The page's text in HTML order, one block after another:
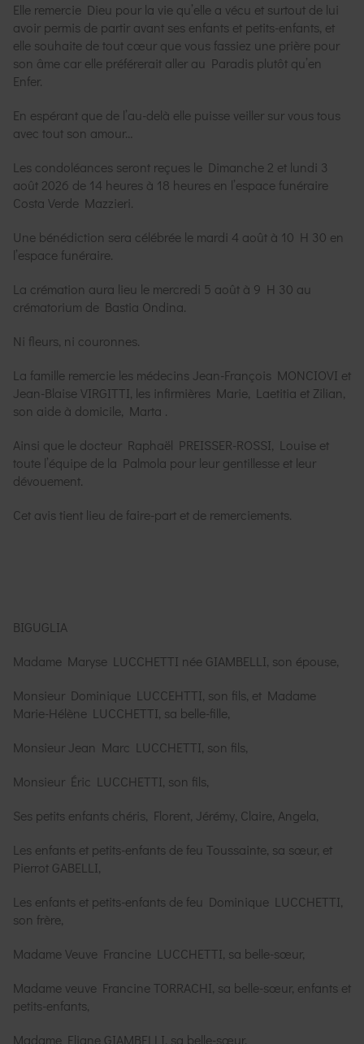
Elle remercie Dieu pour la vie qu’elle a vécu et surtout de lui
avoir permis de partir avant ses enfants et petits-enfants, et
elle souhaite de tout cœur que vous fassiez une prière pour
son âme car elle préférerait aller au Paradis plutôt qu’en
Enfer.
En espérant que de l’au-delà elle puisse veiller sur vous tous
avec tout son amour…
Les condoléances seront reçues le Dimanche 2 et lundi 3
août 2026 de 14 heures à 18 heures en l’espace funéraire
Costa Verde Mazzieri.
Une bénédiction sera célébrée le mardi 4 août à 10 H 30 en
l’espace funéraire.
La crémation aura lieu le mercredi 5 août à 9 H 30 au
crématorium de Bastia Ondina.
Ni fleurs, ni couronnes.
La famille remercie les médecins Jean-François MONCIOVI et
Jean-Blaise VIRGITTI, les infirmières Marie, Laetitia et Zilian,
son aide à domicile, Marta .
Ainsi que le docteur Raphaël PREISSER-ROSSI, Louise et
toute l’équipe de la Palmola pour leur gentillesse et leur
dévouement.
Cet avis tient lieu de faire-part et de remerciements.
BIGUGLIA
Madame Maryse LUCCHETTI née GIAMBELLI, son épouse,
Monsieur Dominique LUCCEHTTI, son fils, et Madame
Marie-Hélène LUCCHETTI, sa belle-fille,
Monsieur Jean Marc LUCCHETTI, son fils,
Monsieur Éric LUCCHETTI, son fils,
Ses petits enfants chéris, Florent, Jérémy, Claire, Angela,
Les enfants et petits-enfants de feu Toussainte, sa sœur, et
Pierrot GABELLI,
Les enfants et petits-enfants de feu Dominique LUCCHETTI,
son frère,
Madame Veuve Francine LUCCHETTI, sa belle-sœur,
Madame veuve Francine TORRACHI, sa belle-sœur, enfants et
petits-enfants,
Madame Eliane GIAMBELLI, sa belle-sœur,